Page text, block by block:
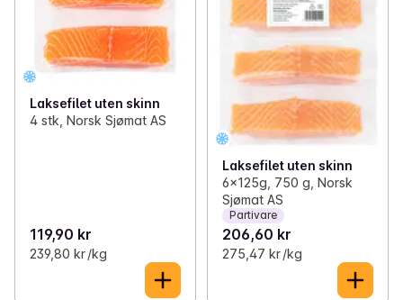
Laksefilet uten skinn
4 stk, Norsk Sjømat AS
119,90 kr
239,80 kr /kg
Laksefilet uten skinn
6x125g, 750 g, Norsk
Sjømat AS
Partivare
206,60 kr
275,47 kr /kg